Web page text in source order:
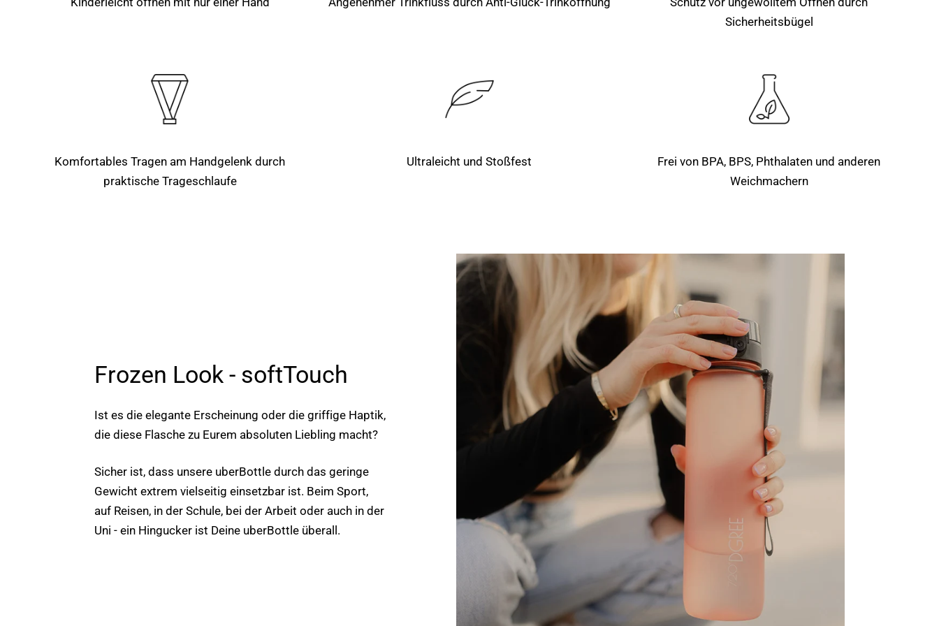
Sicherheitsbügel
Komfortables Tragen am Handgelenk durch
praktische Trageschlaufe
Ultraleicht und Stoßfest
Frei von BPA, BPS, Phthalaten und anderen
Weichmachern
Frozen Look - softTouch
Ist es die elegante Erscheinung oder die griffige Haptik,
die diese Flasche zu Eurem absoluten Liebling macht?
Sicher ist, dass unsere uberBottle durch das geringe
Gewicht extrem vielseitig einsetzbar ist. Beim Sport,
auf Reisen, in der Schule, bei der Arbeit oder auch in der
Uni - ein Hingucker ist Deine uberBottle überall.